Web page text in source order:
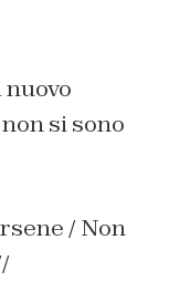
nuovo
si sono
/ Non